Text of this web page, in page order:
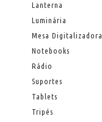
Lanterna
Luminária
Mesa Digitalizadora
Notebooks
Rádio
Suportes
Tablets
Tripés